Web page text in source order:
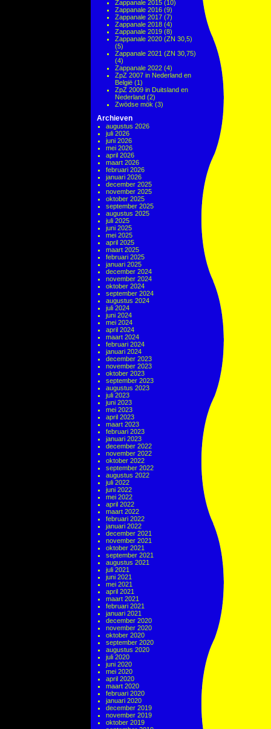
Zappanale 2015 (10)
Zappanale 2016 (9)
Zappanale 2017 (7)
Zappanale 2018 (4)
Zappanale 2019 (8)
Zappanale 2020 (ZN 30,5)
(5)
Zappanale 2021 (ZN 30,75)
(4)
Zappanale 2022 (4)
ZpZ 2007 in Nederland en
België (1)
ZpZ 2009 in Duitsland en
Nederland (2)
Zwödse mök (3)
Archieven
augustus 2026
juli 2026
juni 2026
mei 2026
april 2026
maart 2026
februari 2026
januari 2026
december 2025
november 2025
oktober 2025
september 2025
augustus 2025
juli 2025
juni 2025
mei 2025
april 2025
maart 2025
februari 2025
januari 2025
december 2024
november 2024
oktober 2024
september 2024
augustus 2024
juli 2024
juni 2024
mei 2024
april 2024
maart 2024
februari 2024
januari 2024
december 2023
november 2023
oktober 2023
september 2023
augustus 2023
juli 2023
juni 2023
mei 2023
april 2023
maart 2023
februari 2023
januari 2023
december 2022
november 2022
oktober 2022
september 2022
augustus 2022
juli 2022
juni 2022
mei 2022
april 2022
maart 2022
februari 2022
januari 2022
december 2021
november 2021
oktober 2021
september 2021
augustus 2021
juli 2021
juni 2021
mei 2021
april 2021
maart 2021
februari 2021
januari 2021
december 2020
november 2020
oktober 2020
september 2020
augustus 2020
juli 2020
juni 2020
mei 2020
april 2020
maart 2020
februari 2020
januari 2020
december 2019
november 2019
oktober 2019